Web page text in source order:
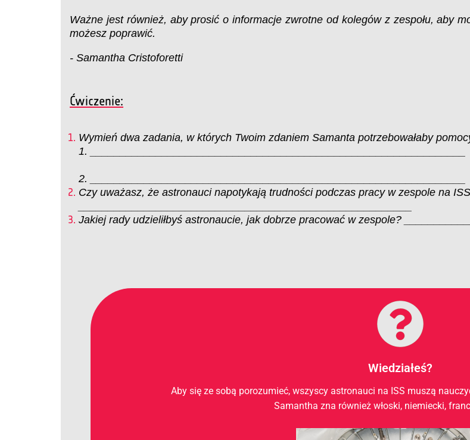
Ważne jest również, aby prosić o informacje zwrotne od kolegów z zespołu, aby
możesz poprawić.
- Samantha Cristoforetti
Ćwiczenie:
Wymień dwa zadania, w których Twoim zdaniem Samanta potrzebowałaby
1. _______________________________________________________________
2. _______________________________________________________________
Czy uważasz, że astronauci napotykają trudności podczas pracy w zespole na
Jakiej rady udzieliłbyś astronaucie, jak dobrze pracować w zespole?
Wiedziałeś?
Aby się ze sobą porozumieć, wszyscy astronauci na ISS muszą
Samantha zna również włoski, niemiecki,